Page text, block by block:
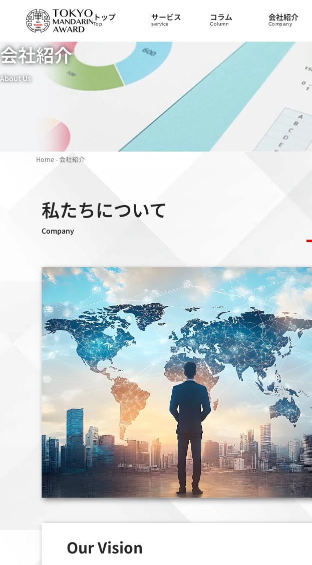
トップ
Top
サービス
service
コラム
Column
会社紹介
Company
会社紹介
About Us
Home-会社紹介
私たちについて
Company
Our Vision